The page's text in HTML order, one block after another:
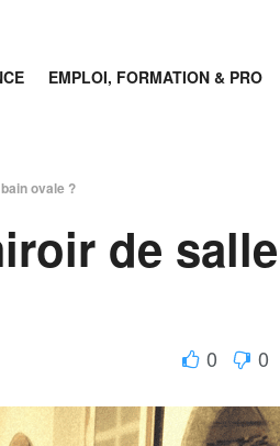
EMPLOI, FORMATION & PRO
ovale ?
de salle
0 0